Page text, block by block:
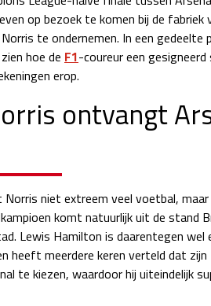
op bezoek te komen bij de fabriek
te ondernemen. In een
hoe de F1-coureur een
erop.
ontvangt
Norris niet extreem veel voetbal,
komt natuurlijk uit de stand
Lewis Hamilton is daarentegen
heeft meerdere keren verteld dat zijn
te kiezen, waardoor hij uiteindelijk